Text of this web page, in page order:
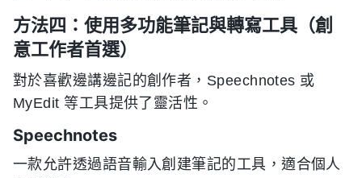
方法四：使用多功能筆記與轉寫工具（創
意工作者首選）
對於喜歡邊講邊記的創作者，Speechnotes 或
MyEdit 等工具提供了靈活性。
Speechnotes
一款允許透過語音輸入創建筆記的工具，適合個人